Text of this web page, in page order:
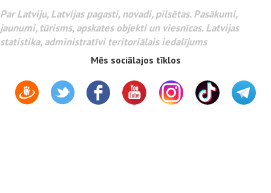
Par Latviju, Latvijas pagasti, novadi, pilsētas. Pasākumi,
jaunumi, tūrisms, apskates objekti un viesnīcas. Latvijas
statistika, administratīvi teritoriālais iedalījums
Mēs sociālajos tīklos